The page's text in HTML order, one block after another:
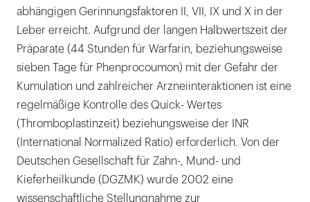
abhängigen Gerinnungsfaktoren II, VII, IX und X in der
Leber erreicht. Aufgrund der langen Halbwertszeit der
Präparate (44 Stunden für Warfarin, beziehungsweise
sieben Tage für Phenprocoumon) mit der Gefahr der
Kumulation und zahlreicher Arzneiinteraktionen ist eine
regelmäßige Kontrolle des Quick- Wertes
(Thromboplastinzeit) beziehungsweise der INR
(International Normalized Ratio) erforderlich. Von der
Deutschen Gesellschaft für Zahn-, Mund- und
Kieferheilkunde (DGZMK) wurde 2002 eine
wissenschaftliche Stellungnahme zur